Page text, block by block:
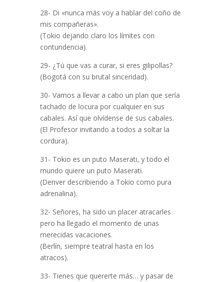
28- Di «nunca más voy a hablar del coño de
mis compañeras».
(Tokio dejando claro los límites con
contundencia).
29- ¿Tú que vas a curar, si eres gilipollas?
(Bogotá con su brutal sinceridad).
30- Vamos a llevar a cabo un plan que sería
tachado de locura por cualquier en sus
cabales. Así que olvídense de sus cabales.
(El Profesor invitando a todos a soltar la
cordura).
31- Tokio es un puto Maserati, y todo el
mundo quiere un puto Maserati.
(Denver describiendo a Tokio como pura
adrenalina).
32- Señores, ha sido un placer atracarles
pero ha llegado el momento de unas
merecidas vacaciones.
(Berlín, siempre teatral hasta en los
atracos).
33- Tienes que quererte más… y pasar de